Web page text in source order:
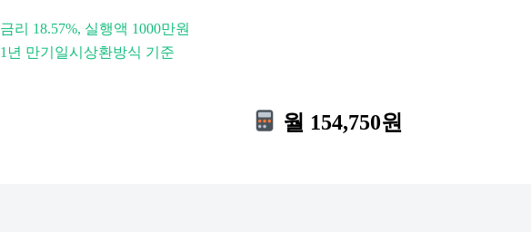
금리 18.57%, 실행액 1000만원
1년 만기일시상환방식 기준
월 154,750원